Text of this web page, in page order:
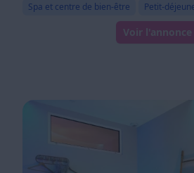
Spa et centre de bien-être
Petit-
Voir l'annonce